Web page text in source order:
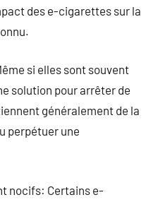
des e-cigarettes sur la
si elles sont souvent
solution pour arrêter de
généralement de la
perpétuer une
nocifs: Certains e-